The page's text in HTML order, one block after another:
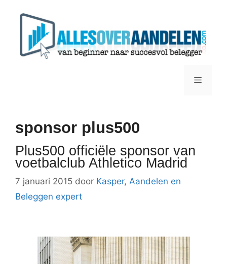
Menu
sponsor plus500
Plus500 officiële sponsor van
voetbalclub Athletico Madrid
7 januari 2015 door Kasper, Aandelen en
Beleggen expert